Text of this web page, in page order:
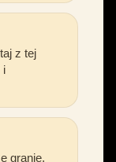
z tej
i
granie,